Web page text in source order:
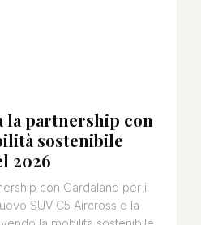
la partnership con
sostenibile
2026
con Gardaland per il
SUV C5 Aircross e la